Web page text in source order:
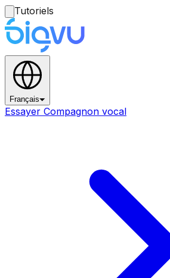
Tutoriels
Français
Essayer Compagnon vocal